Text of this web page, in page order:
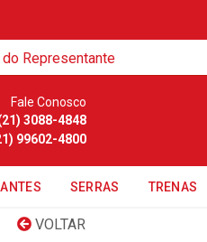
do Representante
Fale Conosco
3088-4848
99602-4800
SERRAS TRENAS
VOLTAR